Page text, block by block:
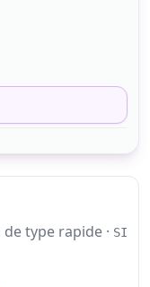
de type rapide · SI